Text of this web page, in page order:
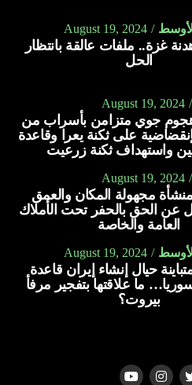
August 19, 2024
غزة.. ملفات عالقة بانتظار
الحل
August 19, 2024
جوي متزامن بأسراب من
على ثكنة يعرا وقاعدة
واستهداف ثكنة زرعيت
August 19, 2024
4” منشأة مجهولة المكان والعمق
عن الحق بالحفر تحت الأملاك
العامة والخاصة
August 19, 2024
حيال إنشاء إيران قاعدة
ما علاقتها بتفجير مرفأ
بيروت؟